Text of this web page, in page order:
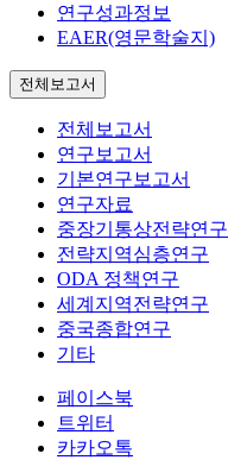
연구성과정보
EAER(영문학술지)
전체보고서
전체보고서
연구보고서
기본연구보고서
연구자료
중장기통상전략연구
전략지역심층연구
ODA 정책연구
세계지역전략연구
중국종합연구
기타
페이스북
트위터
카카오톡